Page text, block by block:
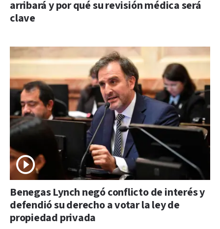
arribará y por qué su revisión médica será
clave
Benegas Lynch negó conflicto de interés y
defendió su derecho a votar la ley de
propiedad privada